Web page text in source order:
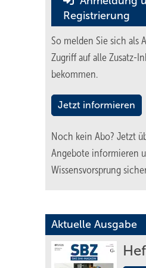
Registrierung
So melden Sie sich als
Zugriff auf alle Zusatz-
bekommen.
Jetzt informieren
Noch kein Abo? Jetzt
Angebote informieren
Wissensvorsprung
Aktuelle Ausgabe